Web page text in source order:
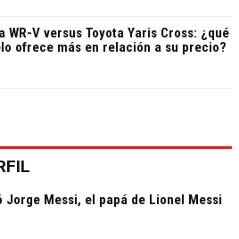
WR-V versus Toyota Yaris Cross: ¿qué
ofrece más en relación a su precio?
Jorge Messi, el papá de Lionel Messi